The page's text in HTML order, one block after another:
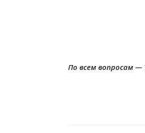
По всем вопросам —